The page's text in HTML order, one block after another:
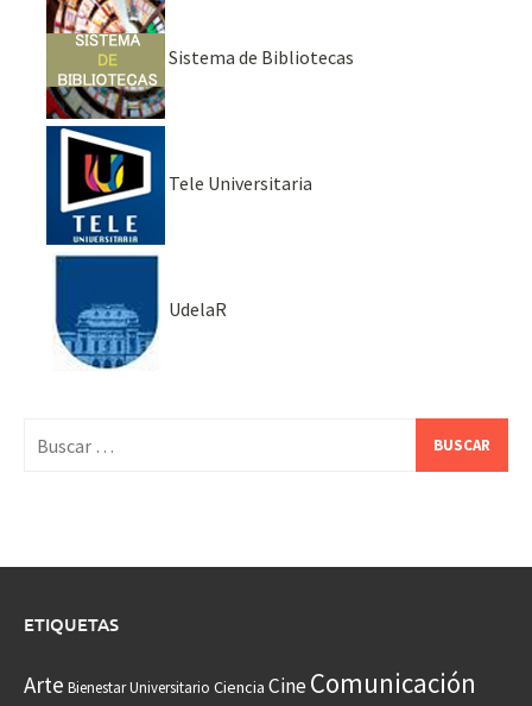
Sistema de Bibliotecas
Tele Universitaria
UdelaR
ETIQUETAS
Arte Bienestar Universitario Ciencia CineComunicación